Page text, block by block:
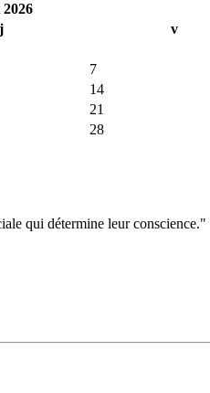
j v
7
14
21
28
qui détermine leur conscience."